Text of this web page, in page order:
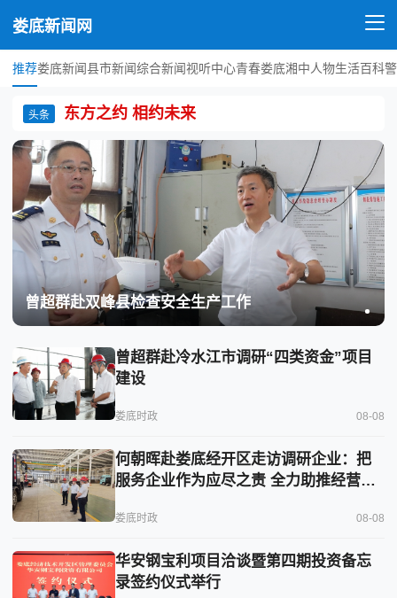
娄底新闻网
推荐娄底新闻县市新闻综合新闻视听中心青春娄底湘中人物生活百科
头条 东方之约 相约未来
曾超群赴双峰县检查安全生产工作
曾超群赴冷水江市调研“四类资金”项目
建设
娄底时政 08-08
何朝晖赴娄底经开区走访调研企业：把
服务企业作为应尽之责 全力助推经营主
娄底时政 08-08
华安钢宝利项目洽谈暨第四期投资备忘
录签约仪式举行